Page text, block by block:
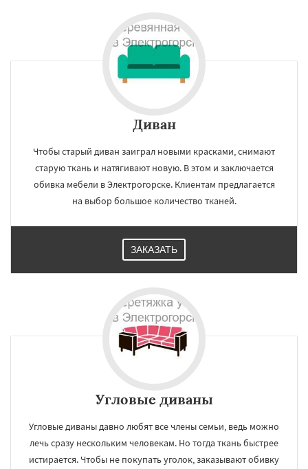
Диван
Чтобы старый диван заиграл новыми красками, снимают
старую ткань и натягивают новую. В этом и заключается
обивка мебели в Электрогорске. Клиентам предлагается
на выбор большое количество тканей.
ЗАКАЗАТЬ
Угловые диваны
Угловые диваны давно любят все члены семьи, ведь можно
лечь сразу нескольким человекам. Но тогда ткань быстрее
истирается. Чтобы не покупать уголок, заказывают обивку